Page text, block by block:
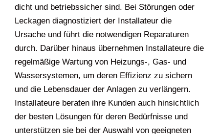
dicht und betriebssicher sind. Bei Störungen oder
Leckagen diagnostiziert der Installateur die
Ursache und führt die notwendigen Reparaturen
durch. Darüber hinaus übernehmen Installateure die
regelmäßige Wartung von Heizungs-, Gas- und
Wassersystemen, um deren Effizienz zu sichern
und die Lebensdauer der Anlagen zu verlängern.
Installateure beraten ihre Kunden auch hinsichtlich
der besten Lösungen für deren Bedürfnisse und
unterstützen sie bei der Auswahl von geeigneten